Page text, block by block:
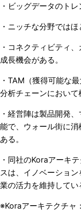
・ビッグデータのト
・ニッチな分野では
・コネクティビティ
成長機会がある。
・ TAM （獲得可能な
分析チェーンにおいて
・経営陣は製品開発
能で、ウォール街に
ある。
・同社のKoraアーキ
スは、イノベーショ
業の活力を維持してい
※Koraアーキテクチャ